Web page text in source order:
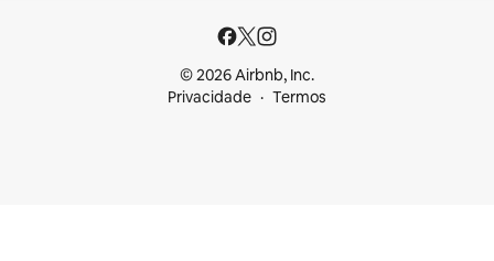
© 2026 Airbnb, Inc.
Privacidade
Termos